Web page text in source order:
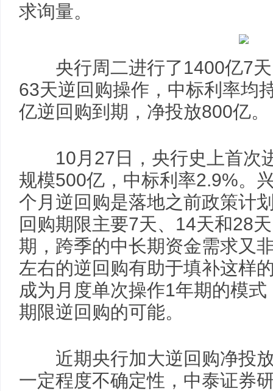
求询量。
央行周二进行了1400亿7天
63天逆回购操作，中标利率均
亿逆回购到期，净投放800亿。
10月27日，央行史上首次
规模500亿，中标利率2.9%。
个月逆回购是落地之前政策计
回购期限主要7天、14天和28
期，跨季的中长期资金需求又
左右的逆回购有助于填补这样
成为月度单次操作1年期的模
期限逆回购的可能。
近期央行加大逆回购净投放
一定程度不确定性，中泰证券